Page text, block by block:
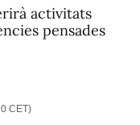
activitats
pensades
CET)